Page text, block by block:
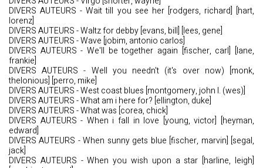
DIVERS AUTEURS - Wait till you see her [rodgers, richard] [hart,
lorenz]
DIVERS AUTEURS - Waltz for debby [evans, bill] [lees, gene]
DIVERS AUTEURS - Wave [jobim, antonio carlos]
DIVERS AUTEURS - We'll be together again [fischer, carl] [lane,
frankie]
DIVERS AUTEURS - Well you needn't (it's over now) [monk,
thelonious] [perro, mike]
DIVERS AUTEURS - West coast blues [montgomery, john l. (wes)]
DIVERS AUTEURS - What am i here for? [ellington, duke]
DIVERS AUTEURS - What was [corea, chick]
DIVERS AUTEURS - When i fall in love [young, victor] [heyman,
edward]
DIVERS AUTEURS - When sunny gets blue [fischer, marvin] [segal,
jack]
DIVERS AUTEURS - When you wish upon a star [harline, leigh]